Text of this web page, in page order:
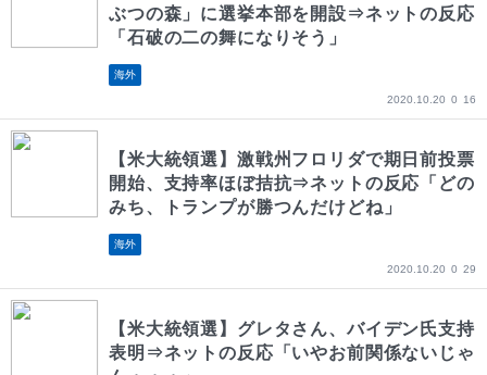
ぶつの森」に選挙本部を開設⇒ネットの反応
「石破の二の舞になりそう」
海外
2020.10.20 0 16
【米大統領選】激戦州フロリダで期日前投票
開始、支持率ほぼ拮抗⇒ネットの反応「どの
みち、トランプが勝つんだけどね」
海外
2020.10.20 0 29
【米大統領選】グレタさん、バイデン氏支持
表明⇒ネットの反応「いやお前関係ないじゃ